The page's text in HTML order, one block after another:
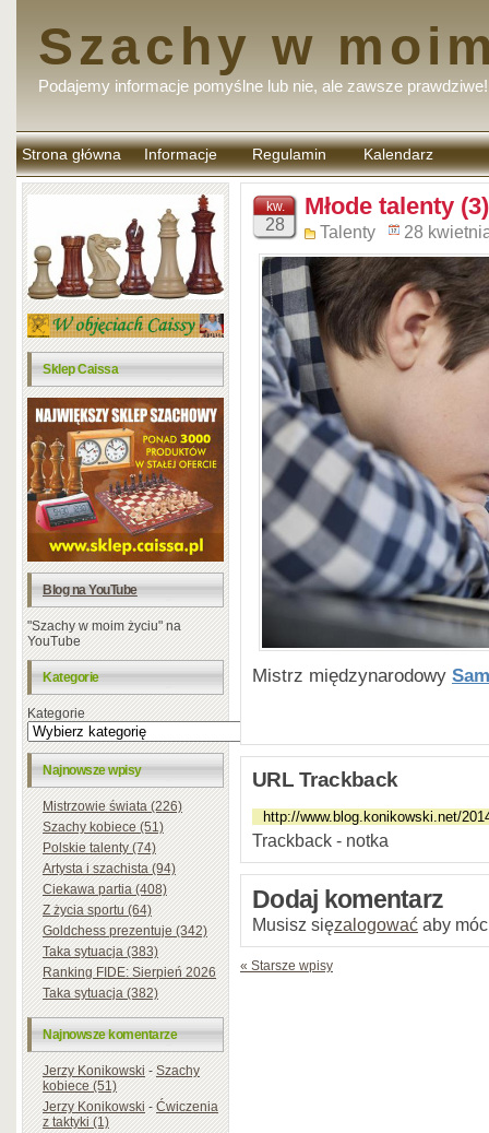
Szachy w
Podajemy informacje pomyślne lub nie, ale zawsze prawdziwe!
Strona główna Informacje Regulamin
komentarzy
Kalendarz
Sklep Caissa
Blog na YouTube
"Szachy w moim życiu" na
YouTube
Kategorie
Kategorie
Najnowsze wpisy
Mistrzowie świata (226)
Szachy kobiece (51)
Polskie talenty (74)
Artysta i szachista (94)
Ciekawa partia (408)
Z życia sportu (64)
Goldchess prezentuje (342)
Taka sytuacja (383)
Ranking FIDE: Sierpień 2026
Taka sytuacja (382)
Najnowsze komentarze
Jerzy Konikowski-Szachy
kobiece (51)
Jerzy Konikowski-Ćwiczenia
z taktyki (1)
kw.
28
Młode talenty (3)
Talenty 28
Mistrz międzynarodowy
URL Trackback
Trackback - notka
Dodaj komentarz
Musisz sięzalogować aby
« Starsze wpisy